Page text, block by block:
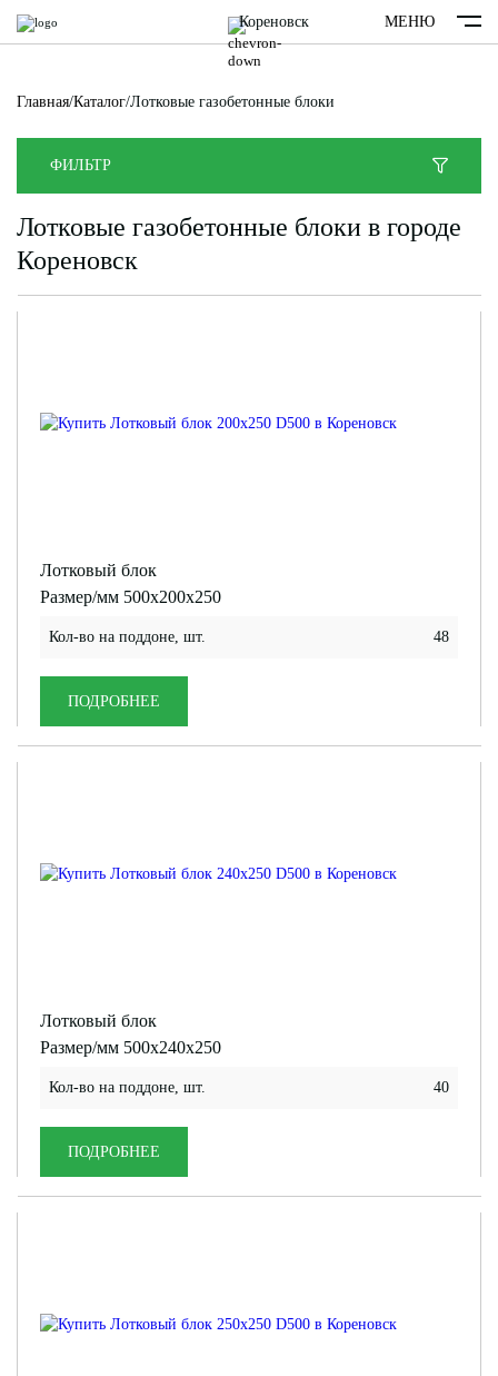
Кореновск МЕНЮ
Главная/Каталог/Лотковые газобетонные блоки
ФИЛЬТР
Лотковые газобетонные блоки в городе
Кореновск
Лотковый блок
Размер/мм 500x200x250
Кол-во на поддоне, шт. 48
ПОДРОБНЕЕ
Лотковый блок
Размер/мм 500x240x250
Кол-во на поддоне, шт. 40
ПОДРОБНЕЕ